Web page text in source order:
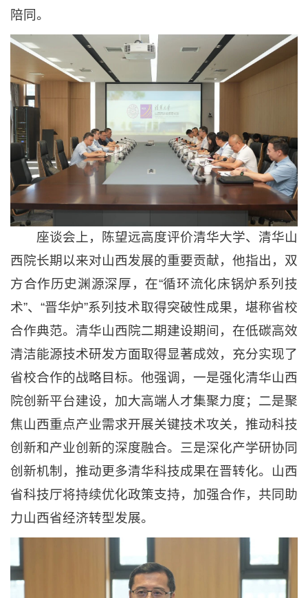
陪同。
座谈会上，陈望远高度评价清华大学、清华山
西院长期以来对山西发展的重要贡献，他指出，双
方合作历史渊源深厚，在“循环流化床锅炉系列技
术”、“晋华炉”系列技术取得突破性成果，堪称省校
合作典范。清华山西院二期建设期间，在低碳高效
清洁能源技术研发方面取得显著成效，充分实现了
省校合作的战略目标。他强调，一是强化清华山西
院创新平台建设，加大高端人才集聚力度；二是聚
焦山西重点产业需求开展关键技术攻关，推动科技
创新和产业创新的深度融合。三是深化产学研协同
创新机制，推动更多清华科技成果在晋转化。山西
省科技厅将持续优化政策支持，加强合作，共同助
力山西省经济转型发展。